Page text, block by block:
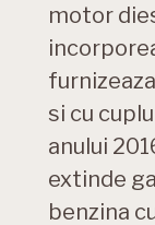
motor
si cu
anului
extinde
benzina